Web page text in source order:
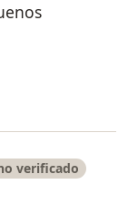
usuario Jac
verificado